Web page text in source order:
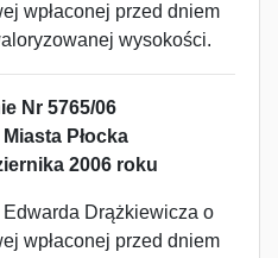
wpłaconej przed dniem
wysokości.
Nr 5765/06
Płocka
2006 roku
Drążkiewicza o
wpłaconej przed dniem